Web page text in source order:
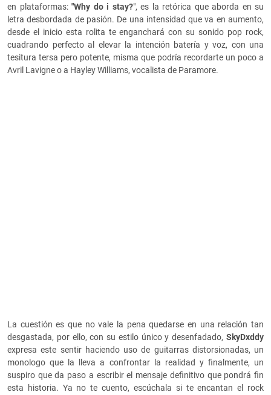
en plataformas: "Why do i stay?", es la retórica que aborda en su
letra desbordada de pasión. De una intensidad que va en aumento,
desde el inicio esta rolita te enganchará con su sonido pop rock,
cuadrando perfecto al elevar la intención batería y voz, con una
tesitura tersa pero potente, misma que podría recordarte un poco a
Avril Lavigne o a Hayley Williams, vocalista de Paramore.
La cuestión es que no vale la pena quedarse en una relación tan
desgastada, por ello, con su estilo único y desenfadado, SkyDxddy
expresa este sentir haciendo uso de guitarras distorsionadas, un
monologo que la lleva a confrontar la realidad y finalmente, un
suspiro que da paso a escribir el mensaje definitivo que pondrá fin
esta historia. Ya no te cuento, escúchala si te encantan el rock